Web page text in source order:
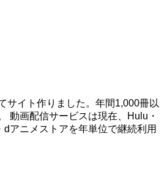
サイト作りました。年間1,000冊以
動画配信サービスは現在、Hulu・
アニメストアを年単位で継続利用